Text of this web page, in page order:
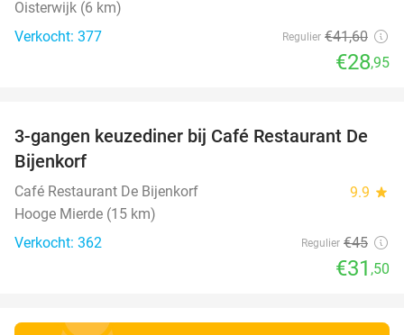
Oisterwijk (6 km)
Verkocht: 377
Regulier €41,60
€28,95
30%
3-gangen keuzediner bij Café Restaurant De
Bijenkorf
Café Restaurant De Bijenkorf 9.9 star
Hooge Mierde (15 km)
Verkocht: 362
Regulier €45
€31 ,50